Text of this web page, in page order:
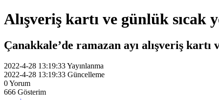
Alışveriş kartı ve günlük sıcak
Çanakkale’de ramazan ayı alışveriş kartı
2022-4-28 13:19:33Yayınlanma
2022-4-28 13:19:33 Güncelleme
0Yorum
666 Gösterim